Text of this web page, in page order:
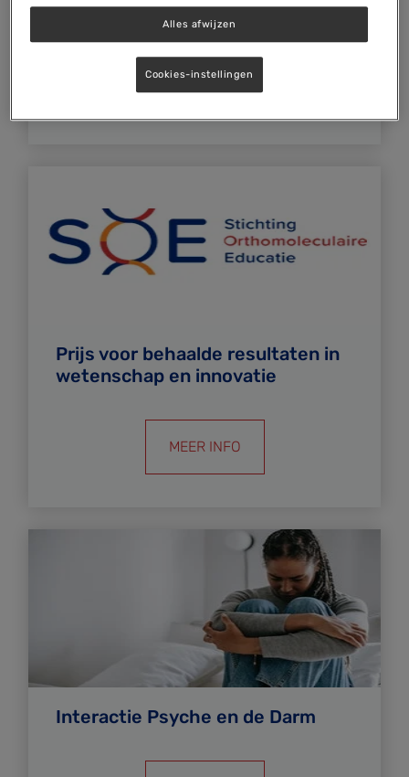
Research update
MEER INFO
Prijs voor behaalde resultaten in
wetenschap en innovatie
MEER INFO
Interactie Psyche en de Darm
Alles afwijzen
Cookies-instellingen